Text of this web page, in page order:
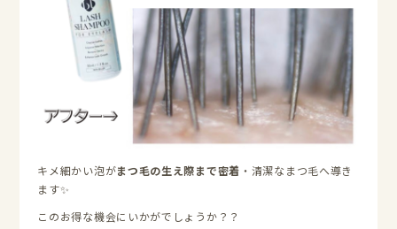
キメ細かい泡がまつ毛の生え際まで密着 ・清潔なまつ毛へ導き
ます✨
このお得な機会にいかがでしょうか？？